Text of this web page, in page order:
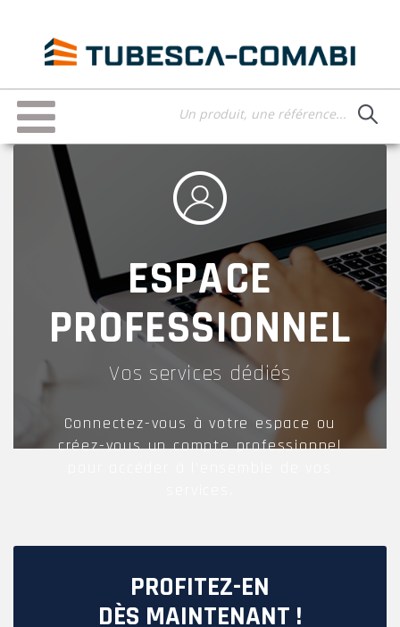
contenu
principal
Toggle
navigation
ESPACE
PROFESSIONNEL
Vos services dédiés
Connectez-vous à votre espace ou
créez-vous un compte professionnel
PROFITEZ-EN
DÈS MAINTENANT !